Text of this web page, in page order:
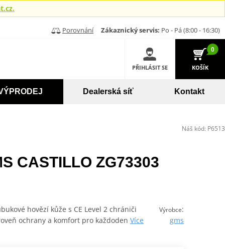
Porovnání Zákaznický servis: Po - Pá (8:00 - 16:30)
PŘIHLÁSIT SE
0
KOŠÍK
Dealerská síť Kontakt
CASTILLO ZG73303
Výrobce:
gms
hovězí kůže s CE Level 2 chrániči
ochrany a komfort pro každoden Více
Náš kód: P6513